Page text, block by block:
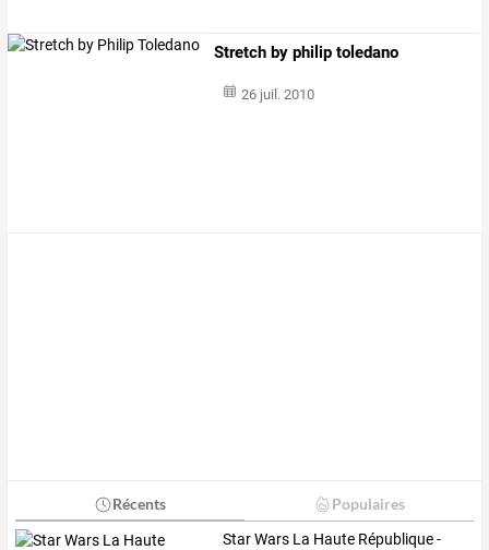
Stretch by philip toledano
26 juil. 2010
Récents Populaires
StarWars La Haute République-